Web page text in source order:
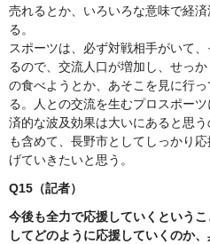
売れるとか、いろいろな意味で経
る。
スポーツは、必ず対戦相手がいて
るので、交流人口が増加し、せっ
の食べようとか、あそこを見に行
る。人との交流を生むプロスポー
済的な波及効果は大いにあると思
も含めて、長野市としてしっかり
げていきたいと思う。
Q15（記者）
今後も全力で応援していくという
してどのように応援していくのか